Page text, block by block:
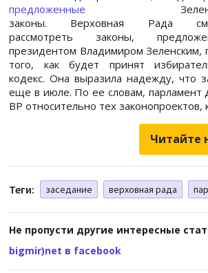
предложенные
законы. Верховная Рада
рассмотреть законы,
президентом Владимиром Зеленским,
того, как будет принят
кодекс. Она выразила надежду, что
еще в июле. По ее словам, парламент
ВР относительно тех
Читайте
Теги: заседание верховная рада
Не пропусти другие интересные
bigmir)net в facebook